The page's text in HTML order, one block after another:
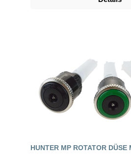
HUNTER MP ROTATOR DÜSE